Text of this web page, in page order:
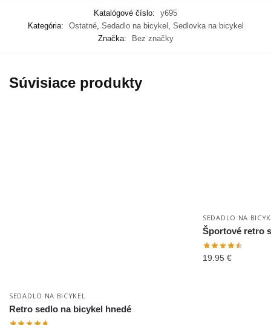
Katalógové číslo:
y695
Kategória:
Ostatné, Sedadlo na bicykel , Sedlovka na bicykel
Značka:
Bez značky
Súvisiace produkty
SEDADLO NA BICYKEL
Retro sedlo na bicykel hnedé
SEDADLO NA
Športové retro
19.95 €